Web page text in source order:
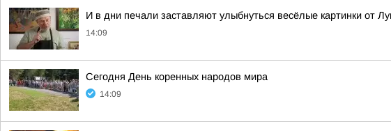
И в дни печали заставляют улыбнуться весёлые картинки от
14:09
Сегодня День коренных народов мира
14:09